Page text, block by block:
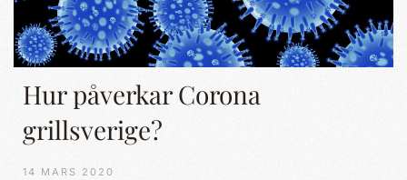
Hur påverkar Corona
grillsverige?
14 MARS 2020